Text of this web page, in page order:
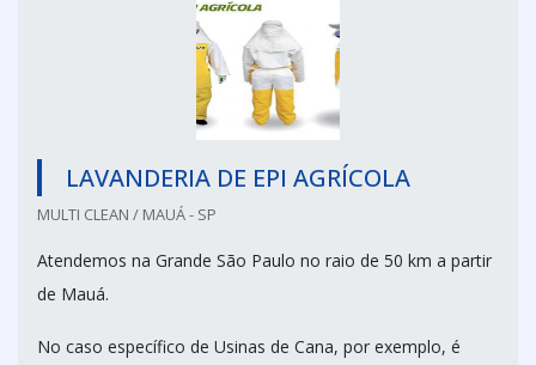
LAVANDERIA DE EPI AGRÍCOLA
MULTI CLEAN / MAUÁ - SP
Atendemos na Grande São Paulo no raio de 50 km a partir
de Mauá.
No caso específico de Usinas de Cana, por exemplo, é